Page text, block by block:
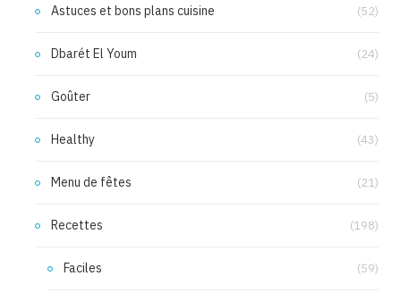
Astuces et bons plans cuisine (52)
Dbarét El Youm (24)
Goûter (5)
Healthy (43)
Menu de fêtes (21)
Recettes (198)
Faciles (59)